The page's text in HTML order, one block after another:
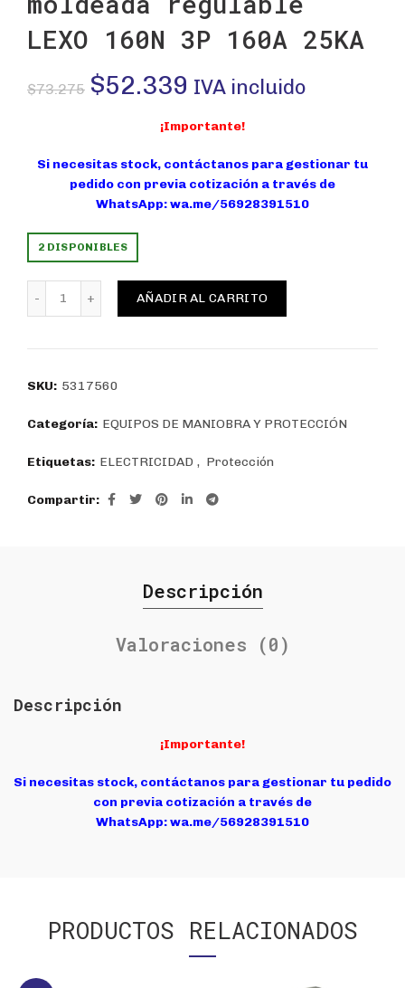
LEXO 160N 3P 160A 25KA
$73.275 El
precio
original
era:
$73.275.
$52.339 El
precio
actual
es:
IVA incluido
¡Importante!
Si necesitas stock, contáctanos para gestionar tu
pedido con previa cotización a través de
WhatsApp:wa.me/56928391510
2 DISPONIBLES
Interruptor caja moldeada regulable LEXO 160N 3P
AÑADIR AL CARRITO
SKU: 5317560
Categoría: EQUIPOS DE MANIOBRA Y PROTECCIÓN
Etiquetas: ELECTRICIDAD , Protección
Compartir
Descripción
Valoraciones (0)
Descripción
¡Importante!
Si necesitas stock, contáctanos para gestionar tu pedido
con previa cotización a través de
WhatsApp:wa.me/56928391510
PRODUCTOS RELACIONADOS